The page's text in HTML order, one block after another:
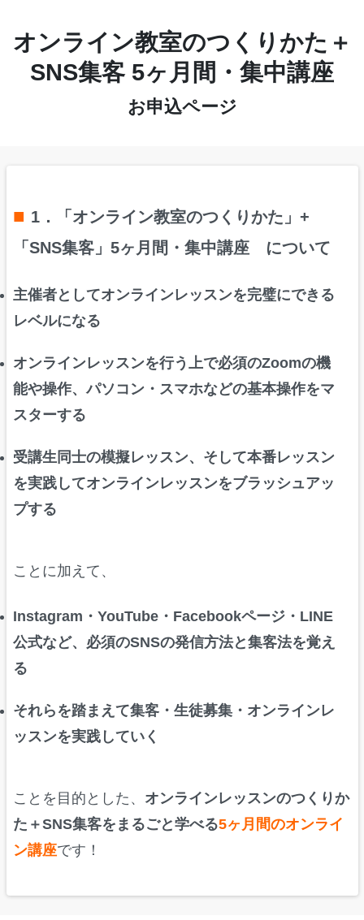
オンライン教室のつくりかた＋
SNS集客 5ヶ月間・集中講座
お申込ページ
■ 1．「オンライン教室のつくりかた」+
「SNS集客」5ヶ月間・集中講座 について
主催者としてオンラインレッスンを完璧にできる
レベルになる
オンラインレッスンを行う上で必須のZoomの機
能や操作、パソコン・スマホなどの基本操作をマ
スターする
受講生同士の模擬レッスン、そして本番レッスン
を実践してオンラインレッスンをブラッシュアッ
プする
ことに加えて、
Instagram・YouTube・Facebookページ・LINE
公式など、必須のSNSの発信方法と集客法を覚え
る
それらを踏まえて集客・生徒募集・オンラインレ
ッスンを実践していく
ことを目的とした、 オンラインレッスンのつくりか
た＋SNS集客をまるごと学べる5ヶ月間のオンライ
ン講座です！